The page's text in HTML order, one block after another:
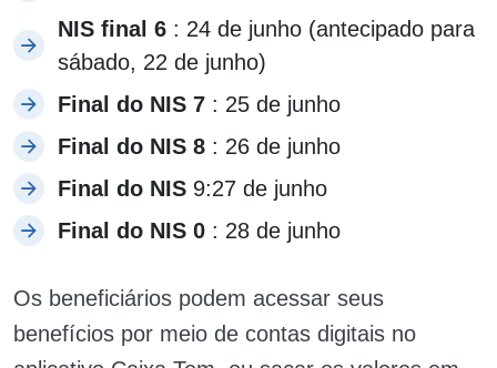
NIS final 6 : 24 de junho (antecipado para
sábado, 22 de junho)
Final do NIS 7 : 25 de junho
Final do NIS 8 : 26 de junho
Final do NIS 9:27 de junho
Final do NIS 0 : 28 de junho
Os beneficiários podem acessar seus
benefícios por meio de contas digitais no